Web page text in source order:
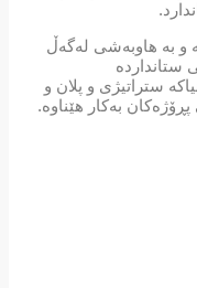
و بە هاوبەشی لەگەڵ
ستانداردە
ستراتیژی و پلان و
بەكار هێناوە.